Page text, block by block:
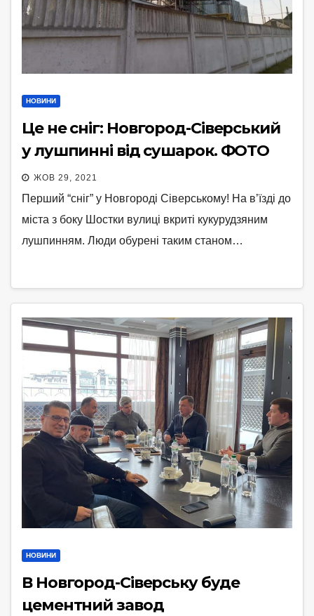
НОВИНИ
Це не сніг: Новгород-Сіверський
у лушпинні від сушарок. ФОТО
ЖОВ 29, 2021
Перший “сніг” у Новгороді Сіверському! На в’їзді до
міста з боку Шостки вулиці вкриті кукурудзяним
лушпинням. Люди обурені таким станом…
НОВИНИ
В Новгород-Сіверську буде
цементний завод